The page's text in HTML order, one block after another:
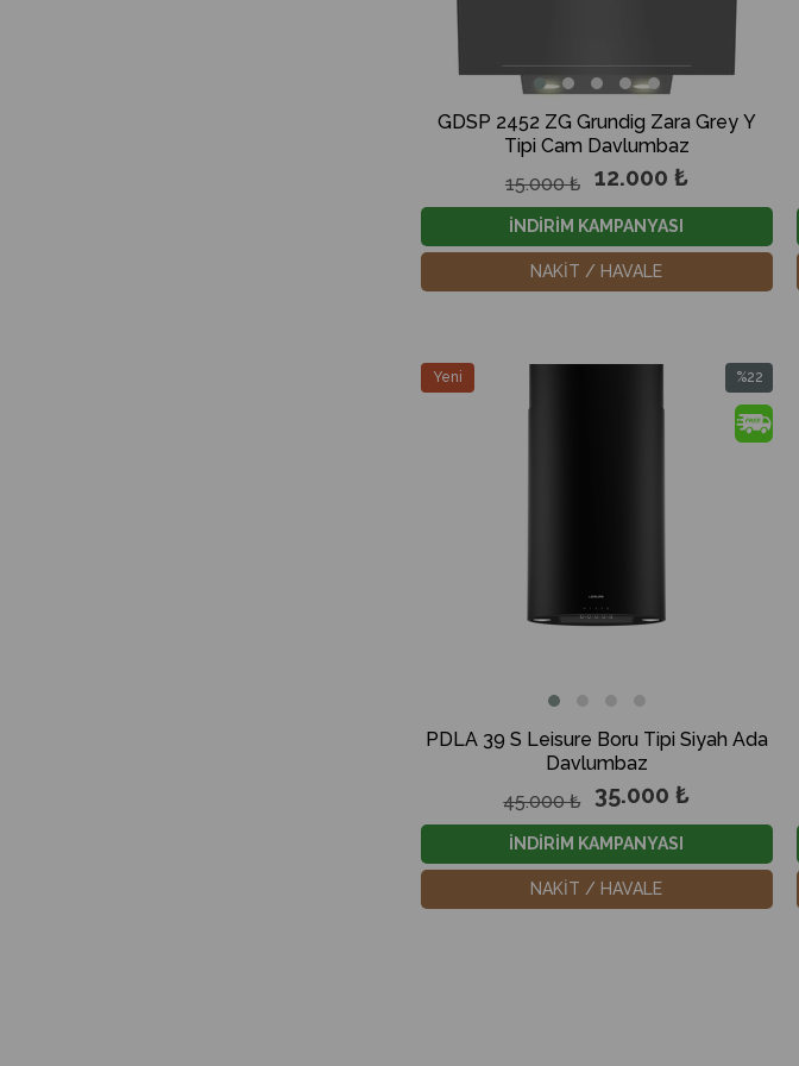
GDSP 2452 ZG Grundig Zara Grey Y
Tipi Cam Davlumbaz
12.000 ₺
15.000 ₺
İNDİRİM KAMPANYASI
NAKİT / HAVALE
PDLA 39 S Leisure Boru Tipi Siyah Ada
Davlumbaz
35.000 ₺
45.000 ₺
%22
İndirim
%22İndirim
Yeni
İNDİRİM KAMPANYASI
NAKİT / HAVALE